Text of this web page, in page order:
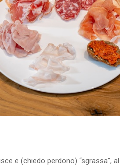
e (chiedo perdono) “sgrassa”, al